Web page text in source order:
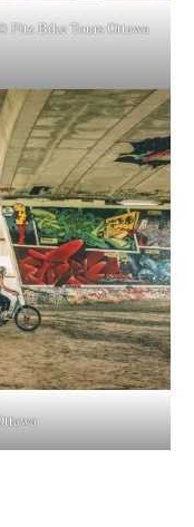
Fitz Bike Tours Ottawa